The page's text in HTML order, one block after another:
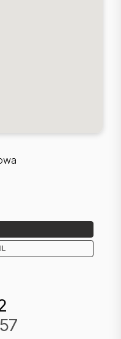
roku to gwarancja
rozwiązań.
zapewnia ciszę i
w nowoczesnym,
więcej informacji i